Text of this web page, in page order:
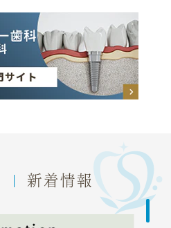
新着情報